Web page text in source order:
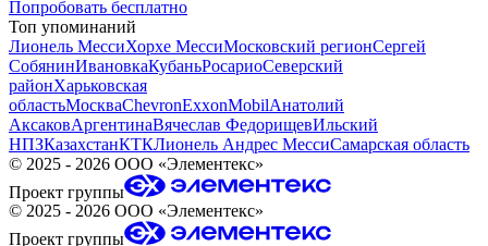
Попробовать бесплатно
Топ упоминаний
Лионель МессиХорхе МессиМосковский регионСергей
СобянинИвановкаКубаньРосариоСеверский
районХарьковская
областьМоскваChevronExxonMobilАнатолий
АксаковАргентинаВячеслав ФедорищевИльский
НПЗКазахстанКТКЛионель Андрес МессиСамарская область
© 2025 - 2026 ООО «Элементекс»
Проект группы
© 2025 - 2026 ООО «Элементекс»
Проект группы